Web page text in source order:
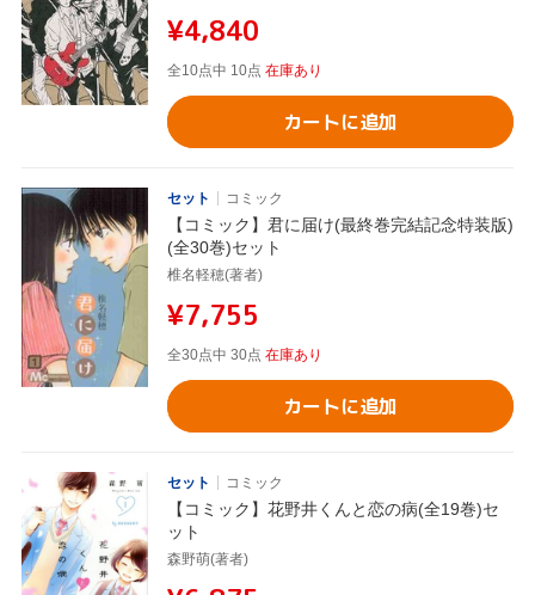
¥4,840
全10点中 10点 在庫あり
カートに追加
セット コミック
【コミック】君に届け(最終巻完結記念特装版)
(全30巻)セット
椎名軽穂(著者)
¥7,755
全30点中 30点 在庫あり
カートに追加
セット コミック
【コミック】花野井くんと恋の病(全19巻)セ
ット
森野萌(著者)